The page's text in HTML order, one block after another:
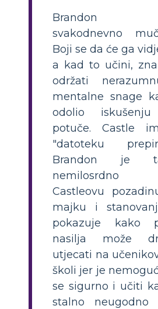
Brandon
svakodnevno
Boji se da će ga
a kad to učini,
održati
mentalne snage
odolio
potuče. Castle
"datoteku
Brandon je
nemilosrdno
Castleovu
majku i
pokazuje kako
nasilja može
utjecati na
školi jer je
se sigurno i učiti
stalno